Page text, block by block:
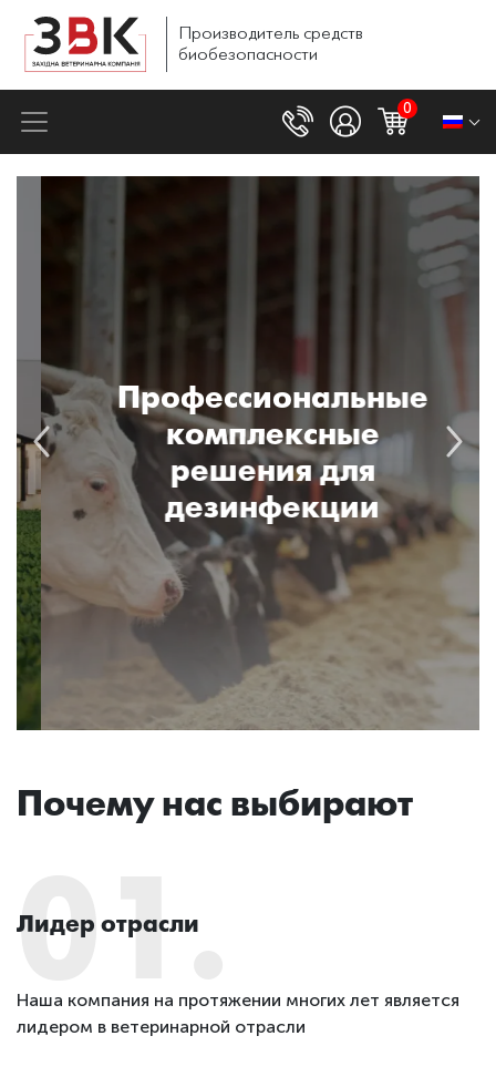
Производитель средств
биобезопасности
0
Профессиональные
комплексные
решения для
дезинфекции
Почему нас выбирают
01.
Лидер отрасли
Наша компания на протяжении многих лет является
лидером в ветеринарной отрасли